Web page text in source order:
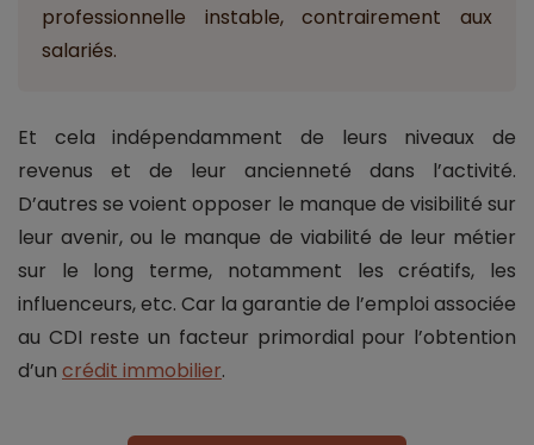
professionnelle instable, contrairement aux
salariés.
Et cela indépendamment de leurs niveaux de
revenus et de leur ancienneté dans l’activité.
D’autres se voient opposer le manque de visibilité sur
leur avenir, ou le manque de viabilité de leur métier
sur le long terme, notamment les créatifs, les
influenceurs, etc. Car la garantie de l’emploi associée
au CDI reste un facteur primordial pour l’obtention
d’un crédit immobilier.